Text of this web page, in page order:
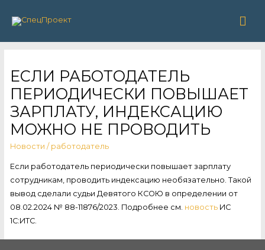
ЕСЛИ РАБОТОДАТЕЛЬ
ПЕРИОДИЧЕСКИ ПОВЫШАЕТ
ЗАРПЛАТУ, ИНДЕКСАЦИЮ
МОЖНО НЕ ПРОВОДИТЬ
Новости / работодатель
Если работодатель периодически повышает зарплату
сотрудникам, проводить индексацию необязательно. Такой
вывод сделали судьи Девятого КСОЮ в определении от
08.02.2024 № 88-11876/2023. Подробнее см. новостьИС
1С:ИТС.